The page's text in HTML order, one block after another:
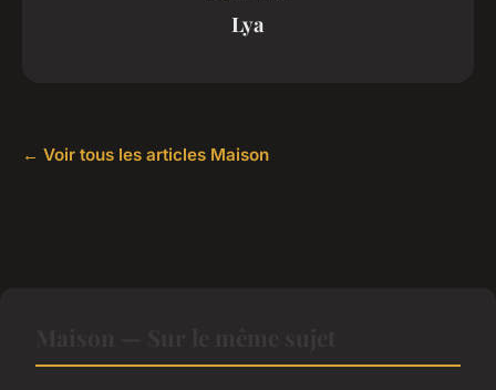
Lya
← Voir tous les articles Maison